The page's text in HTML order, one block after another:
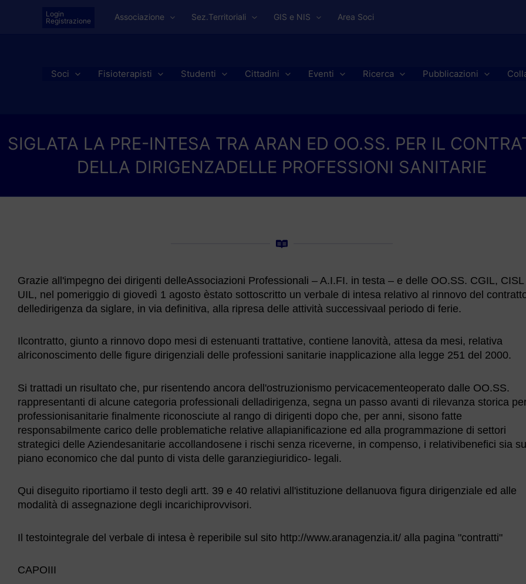
Login
Registrazione
Associazione Sez.Territoriali GIS e NIS Area Soci
Soci Fisioterapisti Studenti Cittadini Eventi Ricerca Pubblicazioni
SIGLATA LA PRE-INTESA TRA ARAN ED OO.SS. PER IL
DELLA DIRIGENZADELLE PROFESSIONI SANITARIE
Grazie all'impegno dei dirigenti delleAssociazioni Professionali – A.I.FI. in testa – e delle OO.SS. CGIL, CISL
UIL, nel pomeriggio di giovedì 1 agosto èstato sottoscritto un verbale di intesa relativo al rinnovo del
delledirigenza da siglare, in via definitiva, alla ripresa delle attività successivaal periodo di ferie.
Ilcontratto, giunto a rinnovo dopo mesi di estenuanti trattative, contiene lanovità, attesa da mesi, relativa
alriconoscimento delle figure dirigenziali delle professioni sanitarie inapplicazione alla legge 251 del 2000.
Si trattadi un risultato che, pur risentendo ancora dell'ostruzionismo pervicacementeoperato dalle OO.SS.
rappresentanti di alcune categoria professionali delladirigenza, segna un passo avanti di rilevanza storica
professionisanitarie finalmente riconosciute al rango di dirigenti dopo che, per anni, sisono fatte
responsabilmente carico delle problematiche relative allapianificazione ed alla programmazione di settori
strategici delle Aziendesanitarie accollandosene i rischi senza riceverne, in compenso, i relativibenefici sia
piano economico che dal punto di vista delle garanziegiuridico- legali.
Qui diseguito riportiamo il testo degli artt. 39 e 40 relativi all'istituzione dellanuova figura dirigenziale ed alle
modalità di assegnazione degli incarichiprovvisori.
Il testointegrale del verbale di intesa è reperibile sul sito http://www.aranagenzia.it/ alla pagina "contratti"
CAPOIII